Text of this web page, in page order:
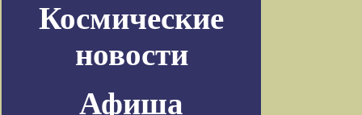
Космические
новости
Афиша